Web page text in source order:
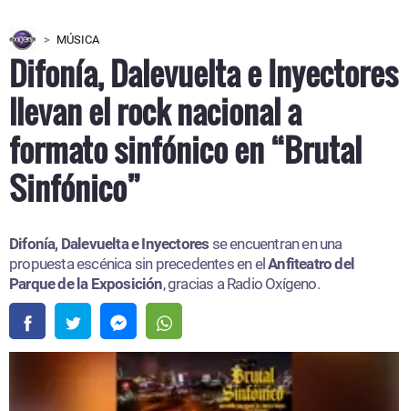
MÚSICA
Difonía, Dalevuelta e Inyectores
llevan el rock nacional a
formato sinfónico en “Brutal
Sinfónico”
Difonía, Dalevuelta e Inyectores se encuentran en una
propuesta escénica sin precedentes en elAnfiteatro del
Parque de la Exposición, gracias a Radio Oxígeno.